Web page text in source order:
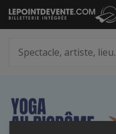
Passer
au
artiste,
lieu...